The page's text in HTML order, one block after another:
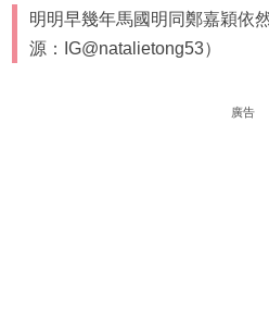
明明早幾年馬國明同鄭嘉穎依
源：IG@natalietong53）
廣告